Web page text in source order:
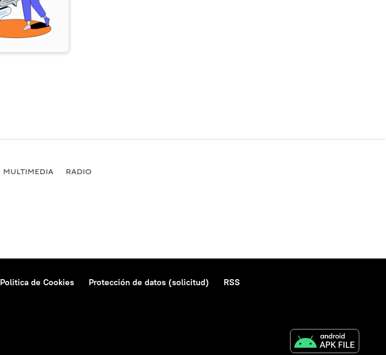
MULTIMEDIA RADIO
Politica de Cookies Protección de datos (solicitud)
RSS